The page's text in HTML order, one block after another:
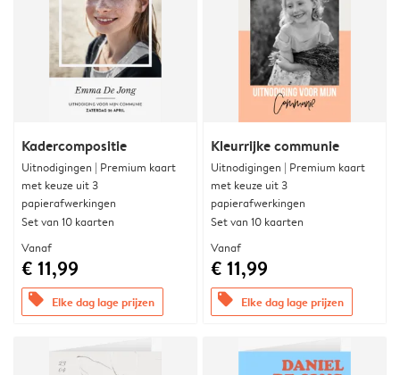
Kadercompositie
Uitnodigingen | Premium kaart
met keuze uit 3
papierafwerkingen
Set van 10 kaarten
Vanaf
€ 11,99
offers Elke dag lage prijzen
Kleurrijke communie
Uitnodigingen | Premium kaart
met keuze uit 3
papierafwerkingen
Set van 10 kaarten
Vanaf
€ 11,99
offers Elke dag lage prijzen